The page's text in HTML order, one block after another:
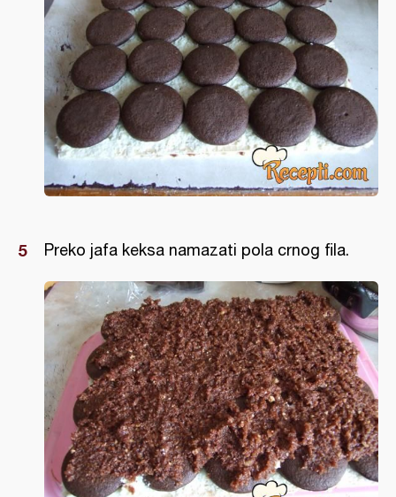
Preko jafa keksa namazati pola crnog fila.